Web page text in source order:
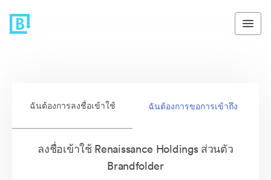
ฉันต้องการลงชื่อเข้าใช้ ฉันต้องการขอการเข้าถึง
ลงชื่อเข้าใช้ Renaissance Holdings ส่วนตัว
Brandfolder